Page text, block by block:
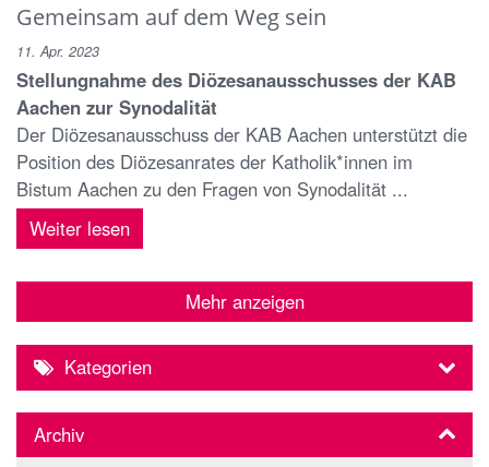
Gemeinsam auf dem Weg sein
11. Apr. 2023
Stellungnahme des Diözesanausschusses der KAB
Aachen zur Synodalität
Der Diözesanausschuss der KAB Aachen unterstützt die
Position des Diözesanrates der Katholik*innen im
Bistum Aachen zu den Fragen von Synodalität ...
Weiter lesen
Mehr anzeigen
Kategorien
Archiv